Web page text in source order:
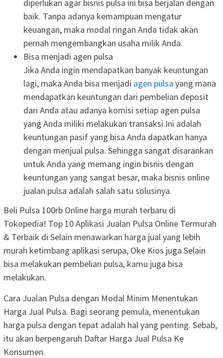
diperlukan agar bisnis pulsa ini bisa berjalan dengan
baik. Tanpa adanya kemampuan mengatur
keuangan, maka modal ringan Anda tidak akan
pernah mengembangkan usaha milik Anda.
Bisa menjadi agen pulsa
Jika Anda ingin mendapatkan banyak keuntungan
lagi, maka Anda bisa menjadi agen pulsa yang mana
mendapatkan keuntungan dari pembelian deposit
dari Anda atau adanya komisi setiap agen pulsa
yang Anda miliki melakukan transaksi.Ini adalah
keuntungan pasif yang bisa Anda dapatkan hanya
dengan menjual pulsa. Sehingga sangat disarankan
untuk Anda yang memang ingin bisnis dengan
keuntungan yang sangat besar, maka bisnis online
jualan pulsa adalah salah satu solusinya.
Beli Pulsa 100rb Online harga murah terbaru di
Tokopedia! Top 10 Aplikasi Jualan Pulsa Online Termurah
& Terbaik di Selain menawarkan harga jual yang lebih
murah ketimbang aplikasi serupa, Oke Kios juga Selain
bisa melakukan pembelian pulsa, kamu juga bisa
melakukan.
Cara Jualan Pulsa dengan Modal Minim Menentukan
Harga Jual Pulsa. Bagi seorang pemula, menentukan
harga pulsa dengan tepat adalah hal yang penting. Sebab,
itu akan berpengaruh Daftar Harga Jual Pulsa Ke
Konsumen.